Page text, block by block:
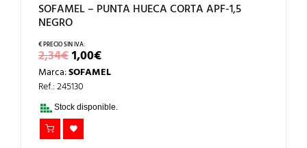
SOFAMEL – PUNTA HUECA CORTA APF-1,5
NEGRO
2,34€EL
PRECIO
ORIGINAL
ERA:
2,34€.
1,00€EL
PRECIO
ACTUAL
1,00€.
Marca:SOFAMEL
Ref.: 245130
Stock disponible.